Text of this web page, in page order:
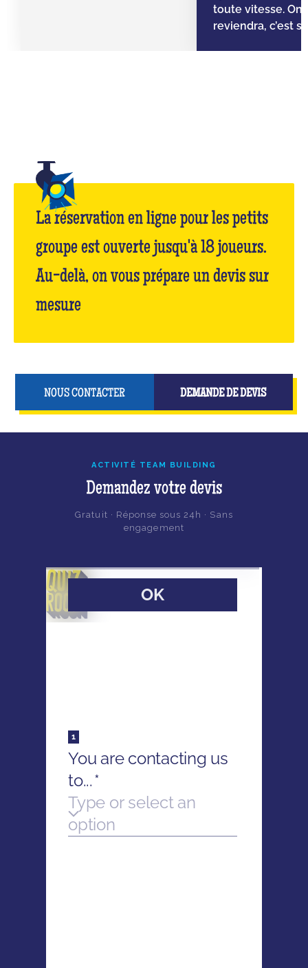
toute vitesse. On
reviendra, c’est
La réservation en ligne pour les petits
groupe est ouverte jusqu'à 18 joueurs.
Au-delà, on vous prépare un devis sur
mesure
NOUS CONTACTER DEMANDE DE DEVIS
ACTIVITÉ TEAM BUILDING
Demandez votre devis
Gratuit · Réponse sous 24h · Sans
engagement